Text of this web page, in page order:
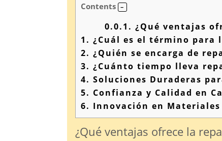
Contents
0.0.1. ¿Qué ventajas
1. ¿Cuál es el término para
2. ¿Quién se encarga de
3. ¿Cuánto tiempo lleva
4. Soluciones Duraderas
5. Confianza y Calidad en
6. Innovación en
¿Qué ventajas ofrece la